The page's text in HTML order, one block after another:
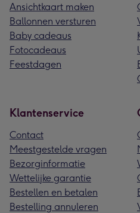
Ansichtkaart maken
Ballonnen versturen
Baby cadeaus
Fotocadeaus
Feestdagen
Klantenservice
Contact
Meestgestelde vragen
Bezorginformatie
Wettelijke garantie
Bestellen en betalen
Bestelling annuleren